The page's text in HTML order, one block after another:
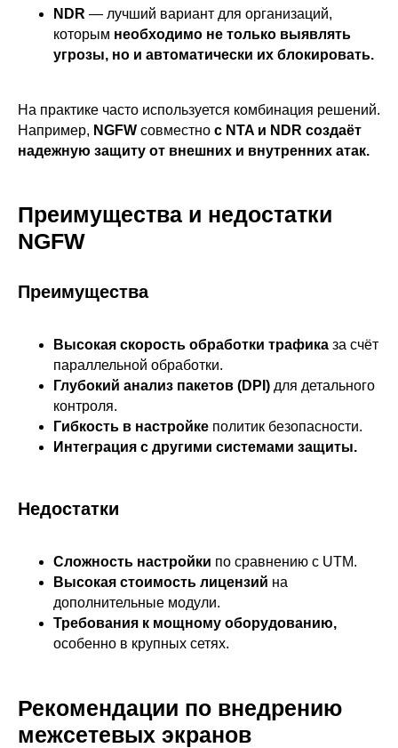
NDR — лучший вариант для организаций,
которым необходимо не только выявлять
угрозы, но и автоматически их блокировать.
На практике часто используется комбинация решений.
Например, NGFW совместно с NTA и NDR создаёт
надежную защиту от внешних и внутренних атак.
Преимущества и недостатки
NGFW
Преимущества
Высокая скорость обработки трафика за счёт
параллельной обработки.
Глубокий анализ пакетов (DPI) для детального
контроля.
Гибкость в настройке политик безопасности.
Интеграция с другими системами защиты.
Недостатки
Сложность настройки по сравнению с UTM.
Высокая стоимость лицензий на
дополнительные модули.
Требования к мощному оборудованию,
особенно в крупных сетях.
Рекомендации по внедрению
межсетевых экранов
Политика обработки персональных данных
+7 (800) 555-33-40
Продление лицензий
Обучение в вузах
Выбрать
интегратора
Авторизованные центры
Сравнение версий
Прошлые ревизии ПАК
DNS Security в NGFW
Релизы Ideco
Информационная
620 066, Россия, г. Екатеринбург,
Продукт развивается
при поддержке Фонда
Содействия Инновациям